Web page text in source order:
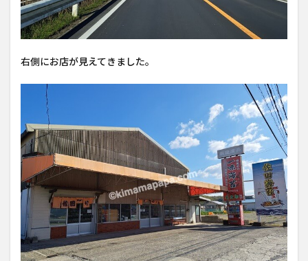
右側にお店が見えてきました。